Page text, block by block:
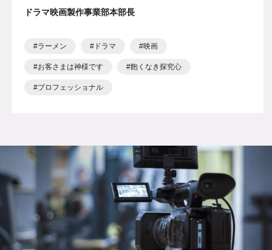
ドラマ映画製作事業部本部長
ラーメン ドラマ 映画
お客さまは神様です 飽くなき探究心
プロフェッショナル